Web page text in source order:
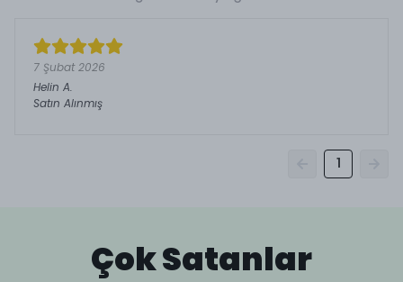
7 Şubat 2026
Helin A.
Satın Alınmış
1
Çok Satanlar